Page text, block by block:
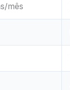
mês